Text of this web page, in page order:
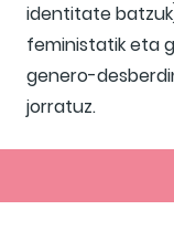
identitate
feministatik eta
genero-
jorratuz.